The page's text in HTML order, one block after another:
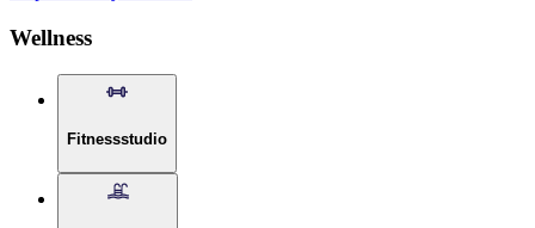
Wellness
Fitnessstudio